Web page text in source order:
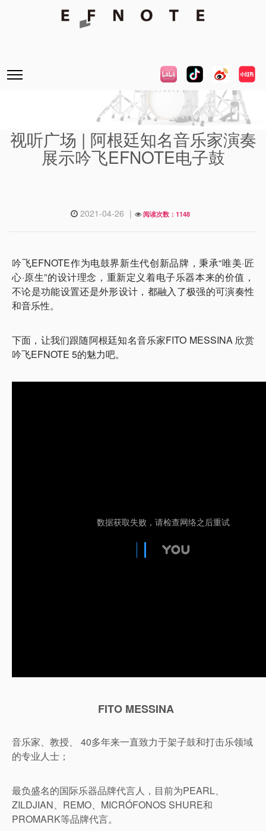
视听广场 | 阿根廷知名音乐家演奏
展示吟飞EFNOTE电子鼓
2021-04-26 | 阅读次数：1148
吟飞EFNOTE作为电鼓界新生代创新品牌，秉承“唯美·匠
心·原生”的设计理念，重新定义着电子乐器本来的价值，
不论是功能设置还是外形设计，都融入了极强的可演奏性
和音乐性。
下面，让我们跟随阿根廷知名音乐家FITO MESSINA 欣赏
吟飞EFNOTE 5的魅力吧。
FITO MESSINA
音乐家、教授、 40多年来一直致力于架子鼓和打击乐领域
的专业人士；
最负盛名的国际乐器品牌代言人，目前为PEARL、
ZILDJIAN、REMO、MICRÓFONOS SHURE和
PROMARK等品牌代言。